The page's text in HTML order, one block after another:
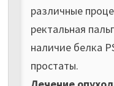
различные
ректальная
наличие белка
простаты.